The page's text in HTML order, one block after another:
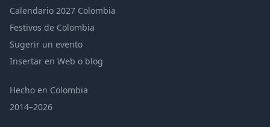
Calendario 2027 Colombia
Festivos de Colombia
Sugerir un evento
Insertar en Web o blog
Hecho en Colombia
2014–2026